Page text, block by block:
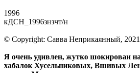
1996
кДСН_1996знзчт/н
© Copyright: Савва Неприкаянный, 2021
Я очень удивлен, жутко шокирован
хабалок Хусельниковых, Вшивых